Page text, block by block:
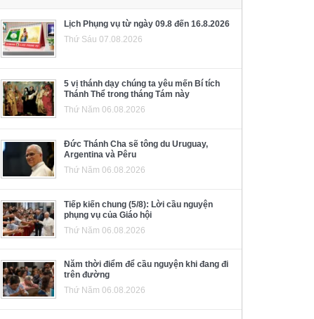
Lịch Phụng vụ từ ngày 09.8 đến 16.8.2026
Thứ Sáu 07.08.2026
5 vị thánh dạy chúng ta yêu mến Bí tích
Thánh Thể trong tháng Tám này
Thứ Năm 06.08.2026
Đức Thánh Cha sẽ tông du Uruguay,
Argentina và Pêru
Thứ Năm 06.08.2026
Tiếp kiến chung (5/8): Lời cầu nguyện
phụng vụ của Giáo hội
Thứ Năm 06.08.2026
Năm thời điểm để cầu nguyện khi đang đi
trên đường
Thứ Năm 06.08.2026